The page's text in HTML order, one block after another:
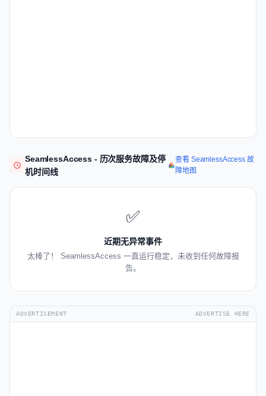
SeamlessAccess - 历次服务故障及停
机时间线
查看 SeamlessAccess 故
障地图
✅
近期无异常事件
太棒了！ SeamlessAccess 一直运行稳定，未收到任何故障报
告。
ADVERTISEMENT ADVERTISE HERE